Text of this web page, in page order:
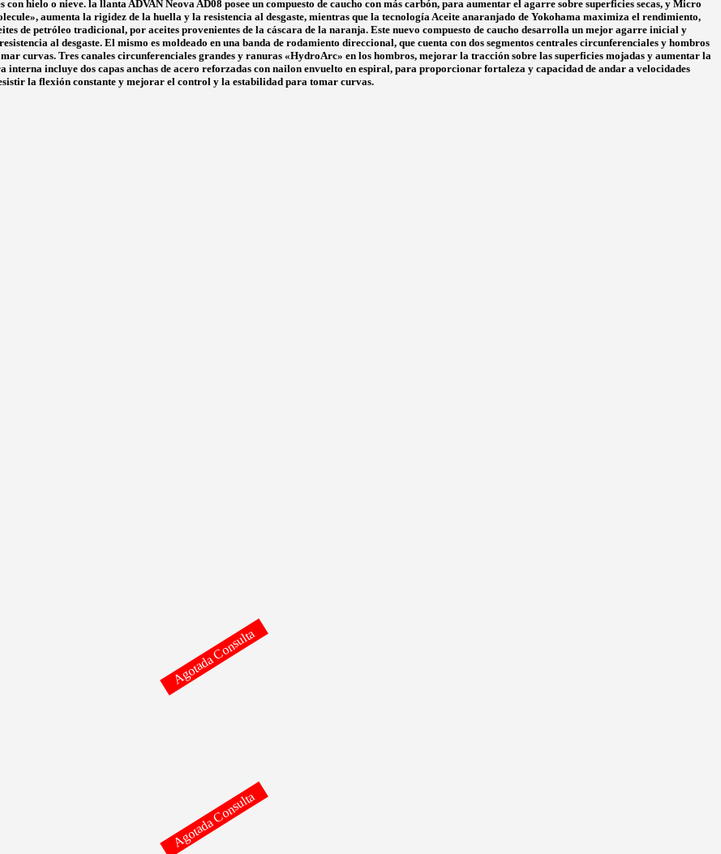
hielo o nieve. la llanta ADVAN Neova AD08 posee un compuesto de caucho con más carbón, para aumentar el agarre sobre superficies secas, y Micro
aumenta la rigidez de la huella y la resistencia al desgaste, mientras que la tecnología Aceite anaranjado de Yokohama maximiza el rendimiento,
de petróleo tradicional, por aceites provenientes de la cáscara de la naranja. Este nuevo compuesto de caucho desarrolla un mejor agarre inicial y
al desgaste. El mismo es moldeado en una banda de rodamiento direccional, que cuenta con dos segmentos centrales circunferenciales y hombros
curvas. Tres canales circunferenciales grandes y ranuras «HydroArc» en los hombros, mejorar la tracción sobre las superficies mojadas y aumentar la
incluye dos capas anchas de acero reforzadas con nailon envuelto en espiral, para proporcionar fortaleza y capacidad de andar a velocidades
la flexión constante y mejorar el control y la estabilidad para tomar curvas.
Agotada Consulta
Agotada Consulta